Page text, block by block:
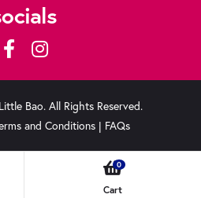
Bao. All Rights Reserved.
and Conditions| FAQs
0
Cart